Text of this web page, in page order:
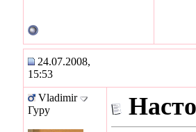
24.07.2008,
15:53
Vladimir
Гуру